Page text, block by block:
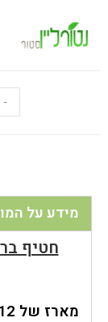
-
מידע על
חטיף
מארז של 12 חטיפים.